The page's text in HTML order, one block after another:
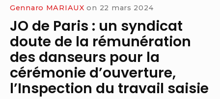
Gennaro MARIAUX on 22 mars 2024
JO de Paris : un syndicat
doute de la rémunération
des danseurs pour la
cérémonie d’ouverture,
l’Inspection du travail saisie